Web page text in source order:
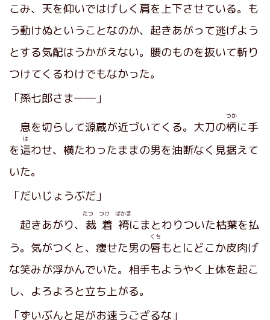
こみ、天を仰いではげしく肩を上下させている。も
う動けぬということなのか、起きあがって逃げよう
とする気配はうかがえない。腰のものを抜いて斬り
つけてくるわけでもなかった。
「孫七郎さま――」
息を切らして源蔵が近づいてくる。大刀の柄
つか
に手
を這
は
わせ、横たわったままの男を油断なく見据えて
いた。
「だいじょうぶだ」
起きあがり、 裁着袴
たつ つけ ばかま
にまとわりついた枯葉を払
う。気がつくと、痩せた男の唇
くち
もとにどこか皮肉げ
な笑みが浮かんでいた。相手もようやく上体を起こ
し、よろよろと立ち上がる。
「ずいぶんと足がお速うござるな」